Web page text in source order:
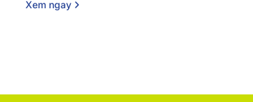
Xem ngay